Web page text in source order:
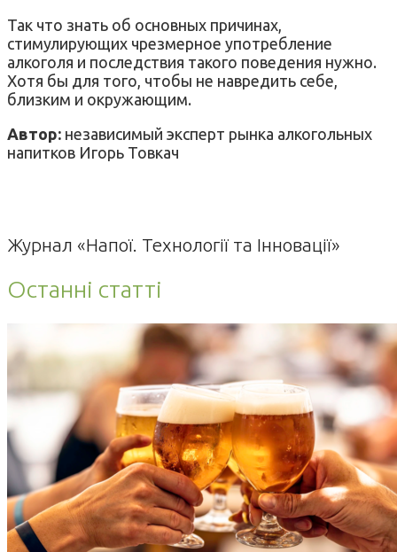
Так что знать об основных причинах,
стимулирующих чрезмерное употребление
алкоголя и последствия такого поведения нужно.
Хотя бы для того, чтобы не навредить себе,
близким и окружающим.
Автор: независимый эксперт рынка алкогольных
напитков Игорь Товкач
Журнал «Напої. Технології та Інновації»
Останні статті